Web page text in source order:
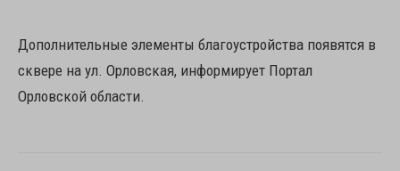
Дополнительные элементы благоустройства появятся в
сквере на ул. Орловская, информирует Портал
Орловской области.